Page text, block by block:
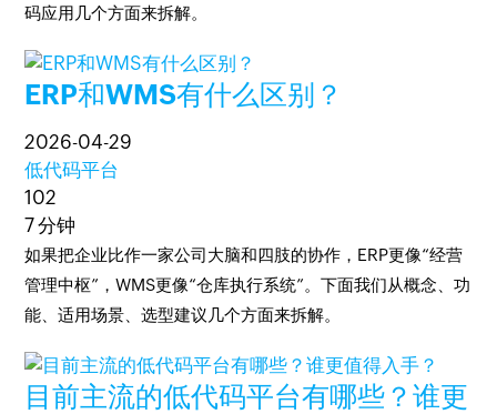
码应用几个方面来拆解。
ERP和WMS有什么区别？
2026-04-29
低代码平台
102
7 分钟
如果把企业比作一家公司大脑和四肢的协作，ERP更像“经营
管理中枢”，WMS更像“仓库执行系统”。下面我们从概念、功
能、适用场景、选型建议几个方面来拆解。
目前主流的低代码平台有哪些？谁更